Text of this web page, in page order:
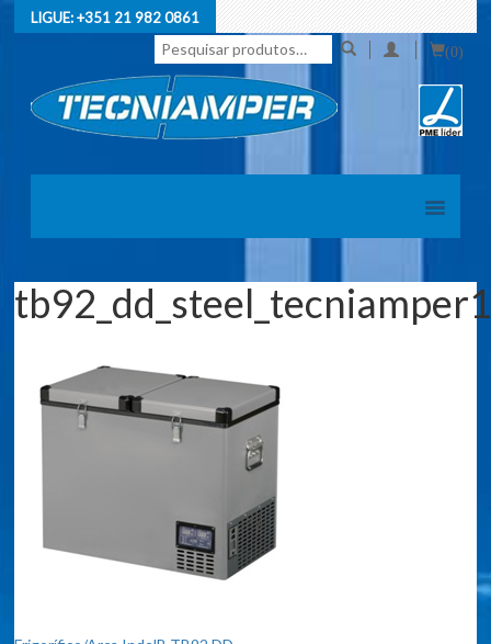
LIGUE:+351 21 982 0861
Pesquisar
por:
(0)